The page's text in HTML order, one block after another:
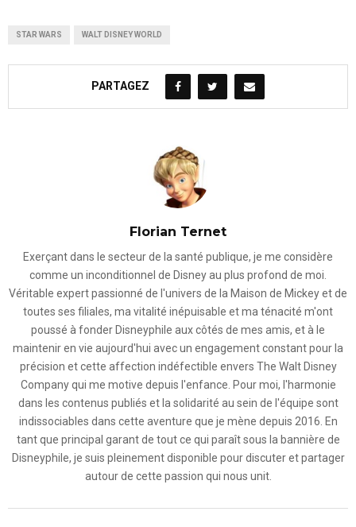
STAR WARS WALT DISNEY WORLD
PARTAGEZ
Florian Ternet
Exerçant dans le secteur de la santé publique, je me considère
comme un inconditionnel de Disney au plus profond de moi.
Véritable expert passionné de l'univers de la Maison de Mickey et de
toutes ses filiales, ma vitalité inépuisable et ma ténacité m'ont
poussé à fonder Disneyphile aux côtés de mes amis, et à le
maintenir en vie aujourd'hui avec un engagement constant pour la
précision et cette affection indéfectible envers The Walt Disney
Company qui me motive depuis l'enfance. Pour moi, l'harmonie
dans les contenus publiés et la solidarité au sein de l'équipe sont
indissociables dans cette aventure que je mène depuis 2016. En
tant que principal garant de tout ce qui paraît sous la bannière de
Disneyphile, je suis pleinement disponible pour discuter et partager
autour de cette passion qui nous unit.